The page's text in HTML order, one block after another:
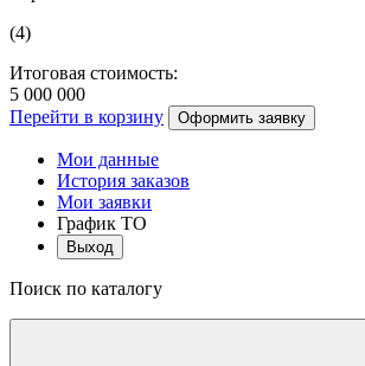
(4)
Итоговая стоимость:
5 000 000
Перейти в корзину
Оформить заявку
Мои данные
История заказов
Мои заявки
График ТО
Выход
Поиск по каталогу